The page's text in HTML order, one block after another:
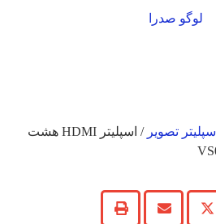
اسپلیتر تصویر
/ اسپلیتر HDMI هشت